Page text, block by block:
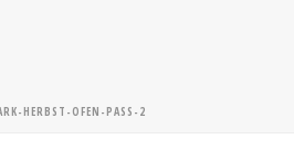
HERBST-OFEN-PASS-2